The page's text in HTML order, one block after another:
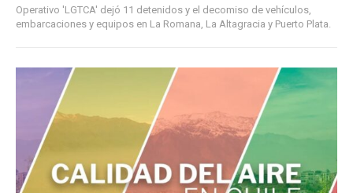
Operativo 'LGTCA' dejó 11 detenidos y el decomiso de vehículos,
embarcaciones y equipos en La Romana, La Altagracia y Puerto Plata.